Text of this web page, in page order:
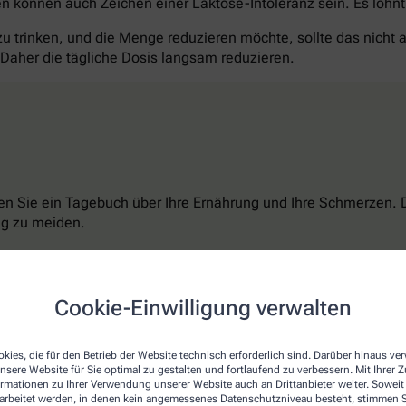
Cookie-Einwilligung verwalten
die für den Betrieb der Website technisch erforderlich sind. Darüber hinaus
Website für Sie optimal zu gestalten und fortlaufend zu verbessern. Mit Ihrer
zu Ihrer Verwendung unserer Website auch an Drittanbieter weiter. Soweit
werden, in denen kein angemessenes Datenschutzniveau besteht, stimmen
trinken, und die Menge reduzieren möchte, sollte das nicht
die tägliche Dosis langsam reduzieren.
Sie ein Tagebuch über Ihre Ernährung und Ihre
zu meiden.
Fettsäuren sowie Ballaststoffe und versorgen das Gehirn
Eine Studie der University of North Carolina in den USA